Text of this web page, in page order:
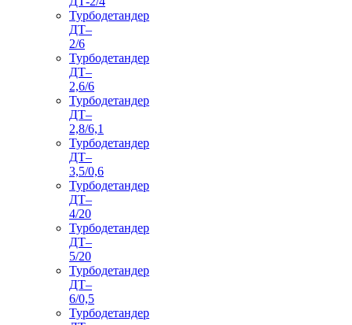
Турбодетандер
ДТ–
2/6
Турбодетандер
ДТ–
2,6/6
Турбодетандер
ДТ–
2,8/6,1
Турбодетандер
ДТ–
3,5/0,6
Турбодетандер
ДТ–
4/20
Турбодетандер
ДТ–
5/20
Турбодетандер
ДТ–
6/0,5
Турбодетандер